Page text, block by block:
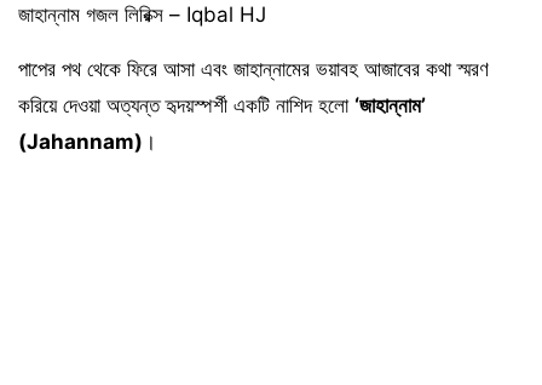
জাহান্নাম গজল লিরিক্স – Iqbal HJ
পাপের পথ থেকে ফিরে আসা এবং জাহান্নামের ভয়াবহ আজাবের কথা স্মরণ
করিয়ে দেওয়া অত্যন্ত হৃদয়স্পর্শী একটি নাশিদ হলো ‘জাহান্নাম’
(Jahannam) ।